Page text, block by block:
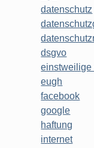
datenschutz
dsgvo
einstweilige
eugh
facebook
google
haftung
internet